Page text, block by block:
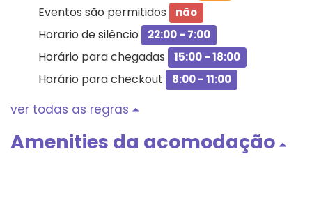
Eventos são permitidos não
Horario de silêncio 22:00 - 7:00
Horário para chegadas 15:00 - 18:00
Horário para checkout 8:00 - 11:00
ver todas as regras
Amenities da acomodação